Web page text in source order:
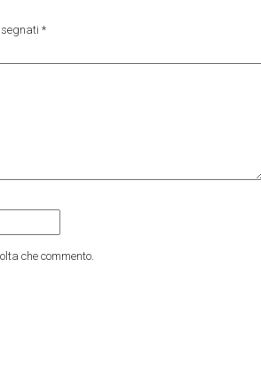
*
che commento.